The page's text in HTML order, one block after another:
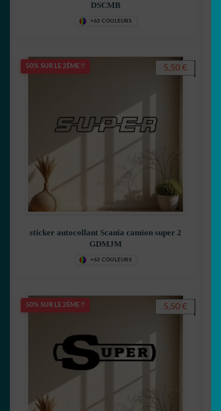
DSCMB
+63 COULEURS
50% SUR LE 2ÈME !!
sticker autocollant Scania camion super 2
GDMJM
+63 COULEURS
5,50 €
50% SUR LE 2ÈME !! 5,50 €